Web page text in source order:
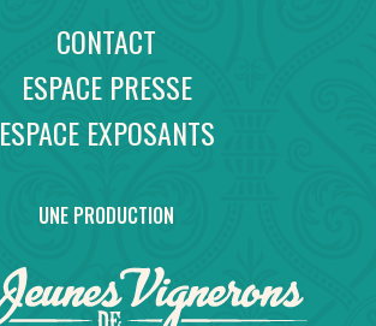
CONTACT
ESPACE PRESSE
ESPACE EXPOSANTS
UNE PRODUCTION